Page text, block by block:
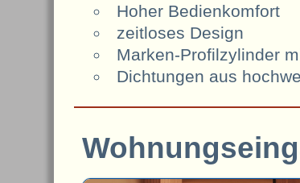
Hoher Bedienkomfort
zeitloses Design
Marken-Profilzylinder
Dichtungen aus